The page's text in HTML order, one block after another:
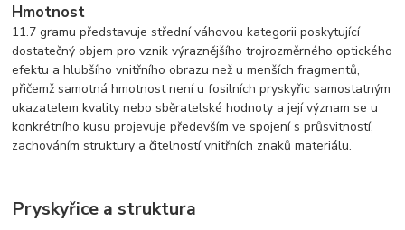
Hmotnost
11.7 gramu představuje střední váhovou kategorii poskytující
dostatečný objem pro vznik výraznějšího trojrozměrného optického
efektu a hlubšího vnitřního obrazu než u menších fragmentů,
přičemž samotná hmotnost není u fosilních pryskyřic samostatným
ukazatelem kvality nebo sběratelské hodnoty a její význam se u
konkrétního kusu projevuje především ve spojení s průsvitností,
zachováním struktury a čitelností vnitřních znaků materiálu.
Pryskyřice a struktura